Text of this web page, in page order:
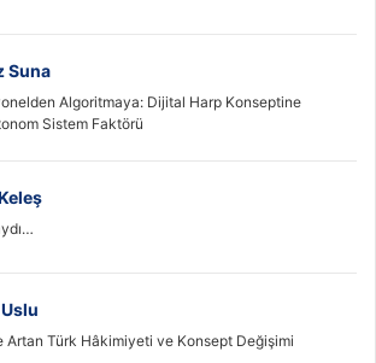
Suna
Algoritmaya: Dijital Harp Konseptine
Sistem Faktörü
Artan Türk Hâkimiyeti ve Konsept Değişimi